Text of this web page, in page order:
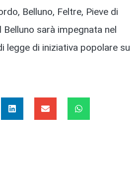
Belluno, Feltre, Pieve di
sarà impegnata nel
legge di iniziativa popolare su